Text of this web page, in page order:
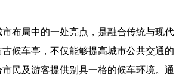
布局中的一处亮点，是融合传统与现代
候车亭，不仅能够提高城市公共交通的
民及游客提供别具一格的候车环境。通